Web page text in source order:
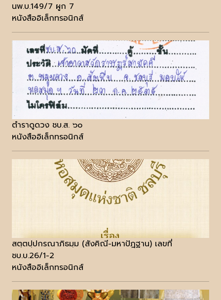
นพ.บ.149/7 ผูก 7
หนังสืออิเล็กทรอนิกส์
ตำราดูดวง ชบ.ส. ๖๐
หนังสืออิเล็กทรอนิกส์
สตฺตปฺปกรณาภิธมฺม (สังคิณี-มหาปัฎฐาน) เลขที่
ชบ.บ.26/1-2
หนังสืออิเล็กทรอนิกส์